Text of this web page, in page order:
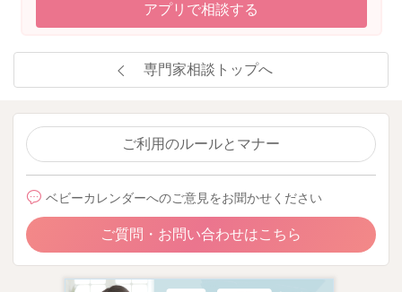
アプリで相談する
専門家相談トップへ
ご利用のルールとマナー
ベビーカレンダーへのご意見をお聞かせください
ご質問・お問い合わせはこちら